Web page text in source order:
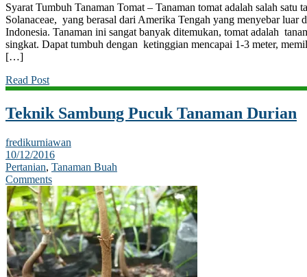
Syarat Tumbuh Tanaman Tomat – Tanaman tomat adalah salah satu
Solanaceae, yang berasal dari Amerika Tengah yang menyebar luar
Indonesia. Tanaman ini sangat banyak ditemukan, tomat adalah
singkat. Dapat tumbuh dengan ketinggian mencapai 1-3 meter,
[…]
Read Post
Teknik Sambung Pucuk Tanaman Durian
fredikurniawan
10/12/2016
Pertanian, Tanaman Buah
Comments